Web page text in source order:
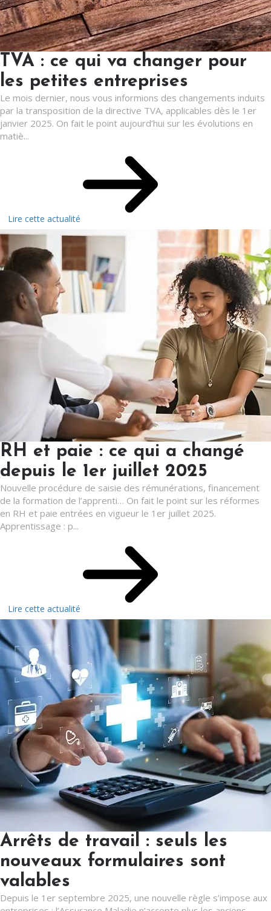
TVA : ce qui va changer pour
les petites entreprises
Le mois dernier, nous vous informions des changements induits
par la transposition de la directive TVA, applicables dès le 1er
janvier 2025. On fait le point aujourd’hui sur les évolutions en
matiè...
Lire cette actualité
RH et paie : ce qui a changé
depuis le 1er juillet 2025
Nouvelle procédure de saisie des rémunérations, financement
de la formation de l’apprenti… On fait le point sur les réformes
en RH et paie entrées en vigueur le 1er juillet 2025.
Apprentissage : p...
Lire cette actualité
Arrêts de travail : seuls les
nouveaux formulaires sont
valables
Depuis le 1er septembre 2025, une nouvelle règle s’impose aux